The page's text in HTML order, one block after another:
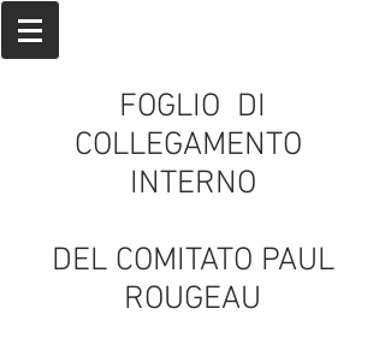
FOGLIO DI
COLLEGAMENTO
INTERNO
DEL COMITATO PAUL
ROUGEAU